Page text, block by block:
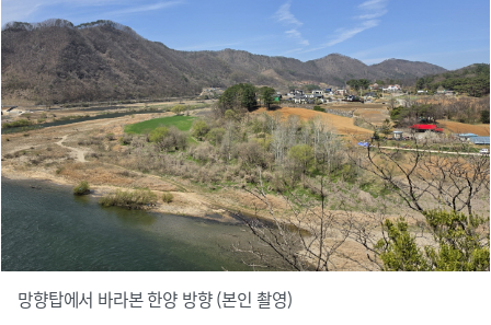
망향탑에서 바라본 한양 방향 (본인 촬영)